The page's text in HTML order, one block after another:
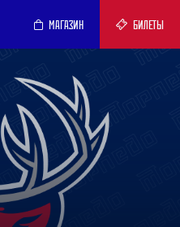
МАГАЗИН БИЛЕТЫ